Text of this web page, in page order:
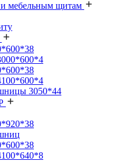
мебельным щитам
3050*44